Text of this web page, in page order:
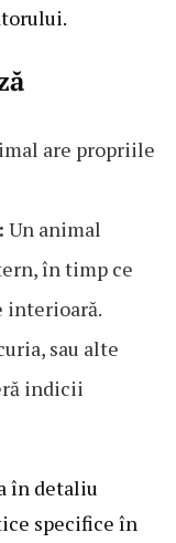
are propriile
Un animal
în timp ce
interioară.
sau alte
indicii
în detaliu
specifice în